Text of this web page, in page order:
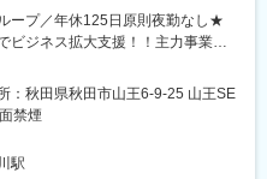
、コンサルティング技術、システ
生活をしていくための安心・安
、地理空間情報を基本に様々な
インフラ管理」「環境保全」
事業で社会システムの構築に貢献
ービス提供も行っています。
ープ／年休125日原則夜勤なし★
ビジネス拡大支援！！主力事業の
提供！充実の育児支援・研修制度
：秋田県秋田市山王6-9-25 山王SE
禁煙
駅